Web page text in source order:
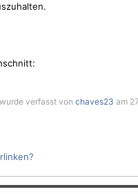
verfasst von chaves23 am